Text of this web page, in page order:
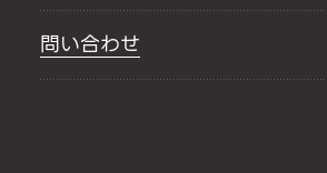
問い合わせ